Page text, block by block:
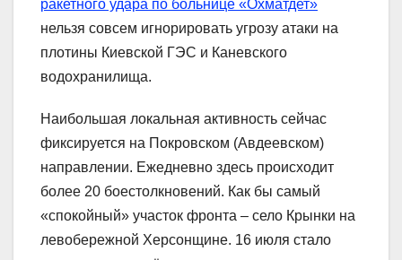
ракетного удара по больнице «Охматдет»
нельзя совсем игнорировать угрозу атаки на
плотины Киевской ГЭС и Каневского
водохранилища.
Наибольшая локальная активность сейчас
фиксируется на Покровском (Авдеевском)
направлении. Ежедневно здесь происходит
более 20 боестолкновений. Как бы самый
«спокойный» участок фронта – село Крынки на
левобережной Херсонщине. 16 июля стало